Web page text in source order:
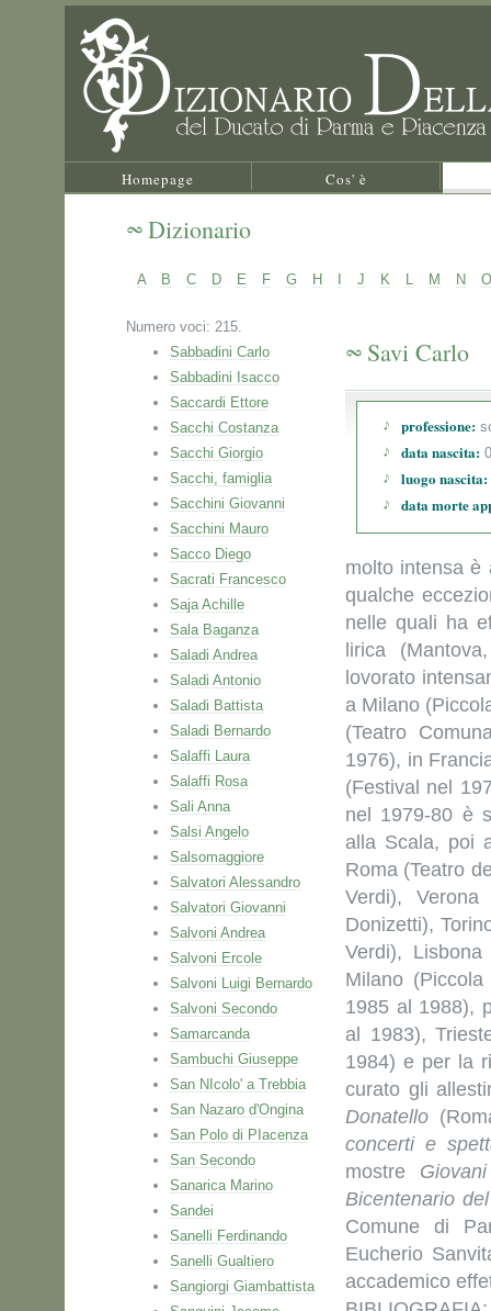
Homepage Cos' è
Dizionario
A B C D E F G H J K L M N O
Numero voci: 215.
Sabbadini Carlo
Sabbadini Isacco
Saccardi Ettore
Sacchi Costanza
Sacchi Giorgio
Sacchi, famiglia
Sacchini Giovanni
Sacchini Mauro
Sacco Diego
Sacrati Francesco
Saja Achille
Sala Baganza
Saladi Andrea
Saladi Antonio
Saladi Battista
Saladi Bernardo
Salaffi Laura
Salaffi Rosa
Sali Anna
Salsi Angelo
Salsomaggiore
Salvatori Alessandro
Salvatori Giovanni
Salvoni Andrea
Salvoni Ercole
Salvoni Luigi Bernardo
Salvoni Secondo
Samarcanda
Sambuchi Giuseppe
San NIcolo' a Trebbia
San Nazaro d'Ongina
San Polo di PIacenza
San Secondo
Sanarica Marino
Sandei
Sanelli Ferdinando
Sanelli Gualtiero
Sangiorgi Giambattista
Savi Carlo
professione:
data nascita:
luogo nascita:
data morte
molto intensa è
qualche
nelle quali ha
lirica
lovorato
a Milano
(Teatro
1976), in
(Festival nel
nel 1979-80 è
alla Scala, poi
Roma (Teatro
Verdi),
Donizetti),
Verdi),
Milano
1985 al 1988),
al 1983),
1984) e per la
curato gli
Donatello
concerti e
mostre
Bicentenario
Comune di
Eucherio
accademico